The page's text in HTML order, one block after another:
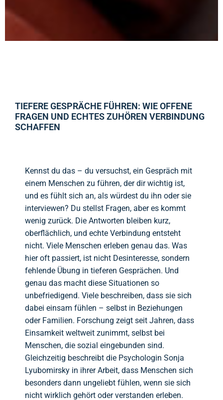
TIEFERE GESPRÄCHE FÜHREN: WIE OFFENE
FRAGEN UND ECHTES ZUHÖREN VERBINDUNG
SCHAFFEN
Kennst du das – du versuchst, ein Gespräch mit
einem Menschen zu führen, der dir wichtig ist,
und es fühlt sich an, als würdest du ihn oder sie
interviewen? Du stellst Fragen, aber es kommt
wenig zurück. Die Antworten bleiben kurz,
oberflächlich, und echte Verbindung entsteht
nicht. Viele Menschen erleben genau das. Was
hier oft passiert, ist nicht Desinteresse, sondern
fehlende Übung in tieferen Gesprächen. Und
genau das macht diese Situationen so
unbefriedigend. Viele beschreiben, dass sie sich
dabei einsam fühlen – selbst in Beziehungen
oder Familien. Forschung zeigt seit Jahren, dass
Einsamkeit weltweit zunimmt, selbst bei
Menschen, die sozial eingebunden sind.
Gleichzeitig beschreibt die Psychologin Sonja
Lyubomirsky in ihrer Arbeit, dass Menschen sich
besonders dann ungeliebt fühlen, wenn sie sich
nicht wirklich gehört oder verstanden erleben.